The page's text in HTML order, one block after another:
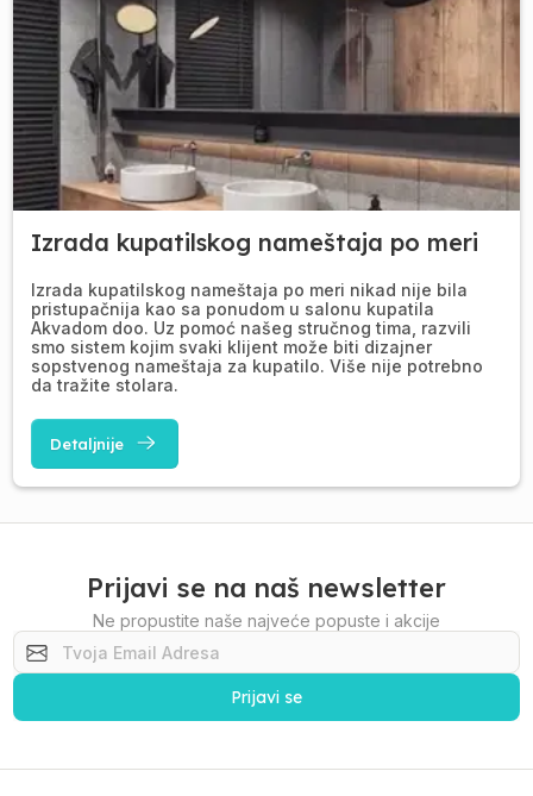
Izrada kupatilskog nameštaja po meri
Izrada kupatilskog nameštaja po meri nikad nije bila
pristupačnija kao sa ponudom u salonu kupatila
Akvadom doo. Uz pomoć našeg stručnog tima, razvili
smo sistem kojim svaki klijent može biti dizajner
sopstvenog nameštaja za kupatilo. Više nije potrebno
da tražite stolara.
Detaljnije
Prijavi se na naš newsletter
Ne propustite naše najveće popuste i akcije
Prijavi se